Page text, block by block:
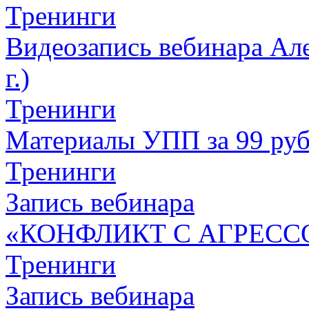
Тренинги
Видеозапись вебинара
г.)
Тренинги
Материалы УПП за 99
Тренинги
Запись вебинара
«КОНФЛИКТ С
Тренинги
Запись вебинара